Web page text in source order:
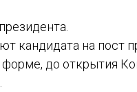
кандидата на
до открытия